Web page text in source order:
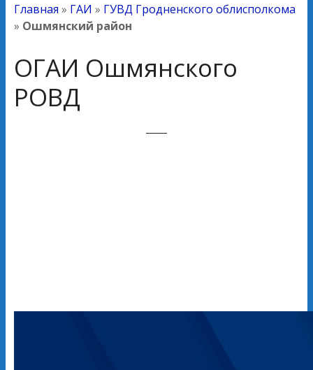
Главная » ГАИ » ГУВД Гродненского облисполкома
» Ошмянский район
ОГАИ Ошмянского
РОВД